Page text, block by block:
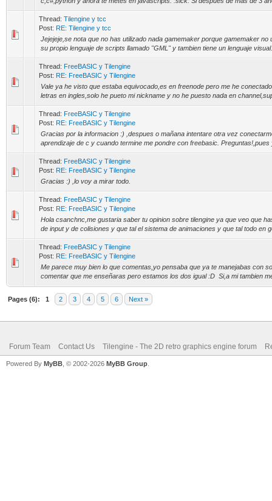
Thread: Tilengine y tcc
Post: RE: Tilengine y tcc
Jejejeje,se nota que no has utilizado nada gamemaker porque gamemaker no
su propio lenguaje de scripts llamado "GML" y tambien tiene un lenguaje
Thread: FreeBASIC y Tilengine
Post: RE: FreeBASIC y Tilengine
Vale ya he visto que estaba equivocado,es en freenode pero me he
letras en ingles,solo he pueto mi nickname y no he puesto nada en
Thread: FreeBASIC y Tilengine
Post: RE: FreeBASIC y Tilengine
Gracias por la informacion :) ,despues o mañana intentare otra vez
aprendizaje de c y cuando termine me pondre con freebasic. Preguntas!,pues
Thread: FreeBASIC y Tilengine
Post: RE: FreeBASIC y Tilengine
Gracias :) ,lo voy a mirar todo.
Thread: FreeBASIC y Tilengine
Post: RE: FreeBASIC y Tilengine
Hola csanchnc,me gustaria saber tu opinion sobre tilengine ya que veo que
de input y de colisiones y que tal el sistema de animaciones y que tal todo en
Thread: FreeBASIC y Tilengine
Post: RE: FreeBASIC y Tilengine
Me parece muy bien lo que comentas,yo pensaba que ya te manejabas con
comentar que me enseñaras pero estamos los dos igual :D Si,a mi tambien
Pages (6): 1 2 3 4 5 6 Next »
Forum Team Contact Us Tilengine - The 2D retro graphics engine forum
Powered By MyBB , © 2002-2026 MyBB Group